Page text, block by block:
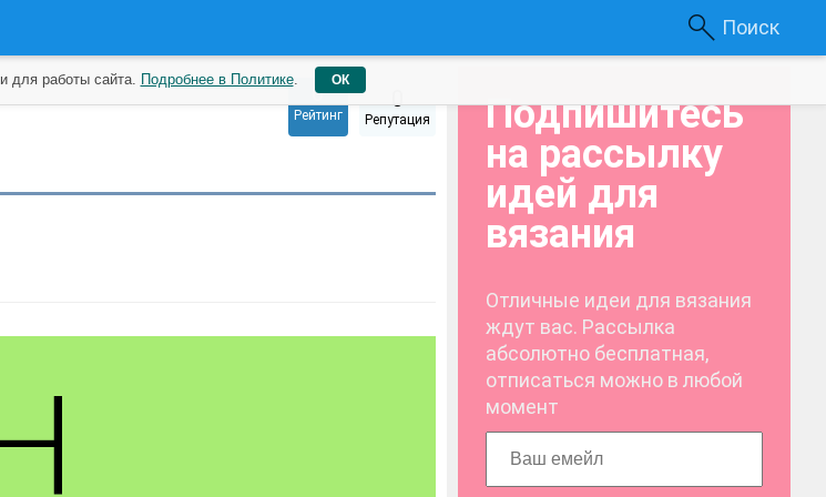
Поиск
0
Рейтинг
0
Репутация
Подпишитесь
на рассылку
идей для
вязания
Отличные идеи для вязания
ждут вас. Рассылка
абсолютно бесплатная,
отписаться можно в любой
момент
для работы сайта. Подробнее в Политике. ОК